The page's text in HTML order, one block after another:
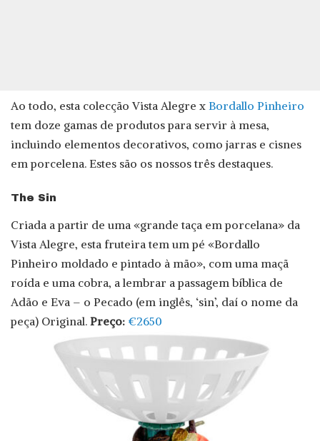
Ao todo, esta colecção Vista Alegre x Bordallo Pinheiro
tem doze gamas de produtos para servir à mesa,
incluindo elementos decorativos, como jarras e cisnes
em porcelena. Estes são os nossos três destaques.
The Sin
Criada a partir de uma «grande taça em porcelana» da
Vista Alegre, esta fruteira tem um pé «Bordallo
Pinheiro moldado e pintado à mão», com uma maçã
roída e uma cobra, a lembrar a passagem bíblica de
Adão e Eva – o Pecado (em inglês, ‘sin’, daí o nome da
peça) Original. Preço: €2650